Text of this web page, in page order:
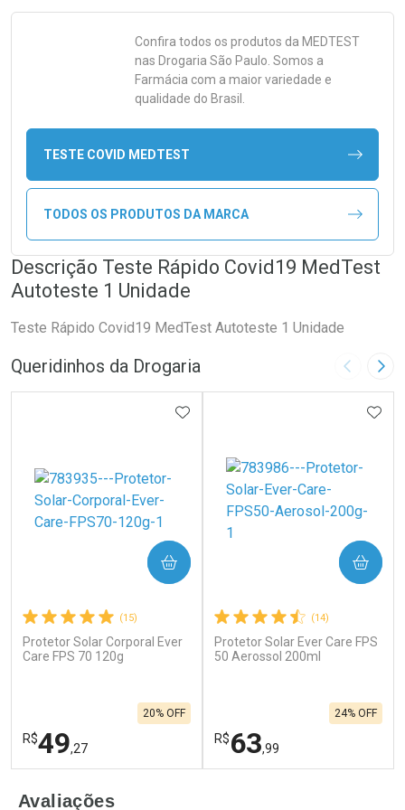
Confira todos os produtos da MEDTEST
nas Drogaria São Paulo. Somos a
Farmácia com a maior variedade e
qualidade do Brasil.
TESTE COVID MEDTEST
TODOS OS PRODUTOS DA MARCA
Descrição Teste Rápido Covid19 MedTest
Autoteste 1 Unidade
Teste Rápido Covid19 MedTest Autoteste 1 Unidade
Queridinhos da Drogaria Imagem
(15)
Protetor Solar Corporal Ever
Care FPS 70 120g
R$49,27
20% OFF
ADICIONAR AOS FAVORITOS
COMPRAR
(14)
Protetor Solar Ever Care FPS
50 Aerossol 200ml
R$63,99
24% OFF
COMPRAR
Avaliações